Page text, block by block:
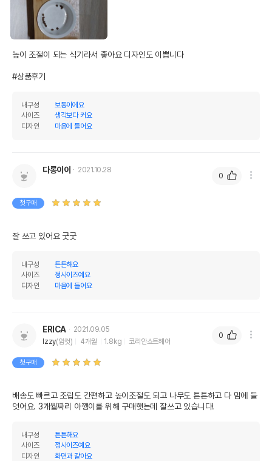
높이 조절이 되는 식기라서 좋아요 디자인도 이쁩니다
#상품후기
내구성
보통이에요
사이즈
생각보다 커요
디자인
마음에 들어요
다롱이이 2021.10.28
첫구매
잘 쓰고 있어요 굿굿
내구성
튼튼해요
사이즈
정사이즈예요
디자인
마음에 들어요
0
ERICA
2021.09.05
Izzy(암컷) 4개월 1.8kg 코리안쇼트헤어
첫구매
배송도 빠르고 조립도 간편하고 높이조절도 되고 나무도 튼튼하고 다 맘에 들
엇어요. 3개월짜리 아깽이를 위해 구매햇는데 잘쓰고 있습니다!
내구성
튼튼해요
사이즈
정사이즈예요
디자인
화면과 같아요
0